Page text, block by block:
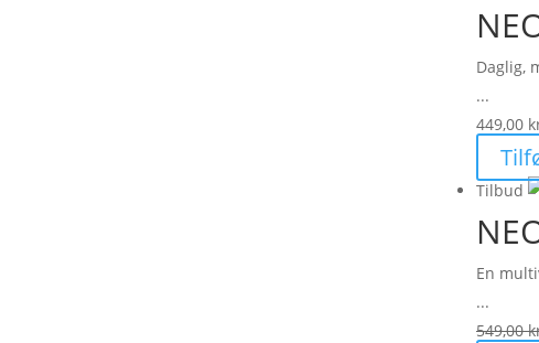
Daglig,
...
449,00
Tilbud
En
...
549,00